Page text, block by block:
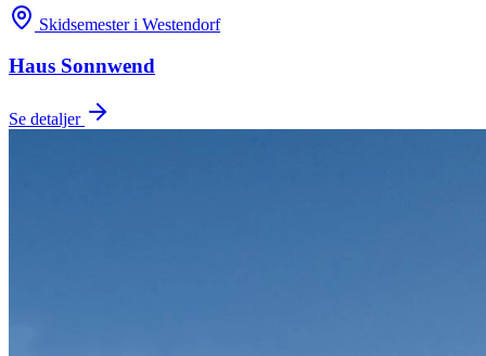
Skidsemester i Westendorf
Haus Sonnwend
Se detaljer